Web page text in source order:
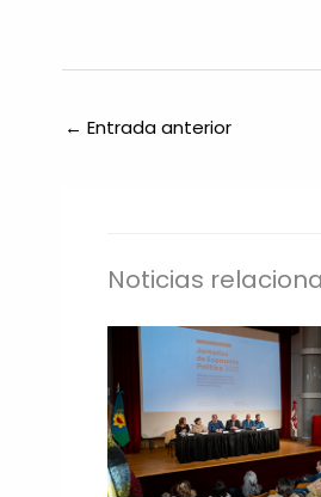
← Entrada anterior
Noticias